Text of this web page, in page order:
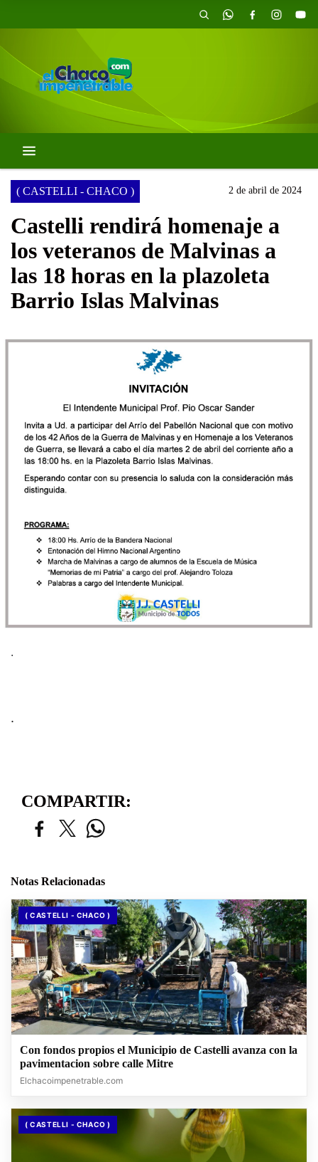
( CASTELLI - CHACO ) 2 de abril de 2024
Castelli rendirá homenaje a
los veteranos de Malvinas a
las 18 horas en la plazoleta
Barrio Islas Malvinas
.
.
COMPARTIR:
Notas Relacionadas
( CASTELLI - CHACO )
Con fondos propios el Municipio de Castelli avanza con la
pavimentacion sobre calle Mitre
Elchacoimpenetrable.com
( CASTELLI - CHACO )